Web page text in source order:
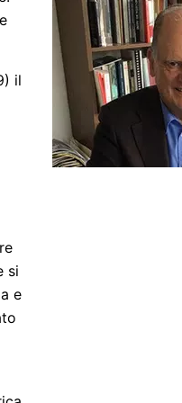
il
si
e